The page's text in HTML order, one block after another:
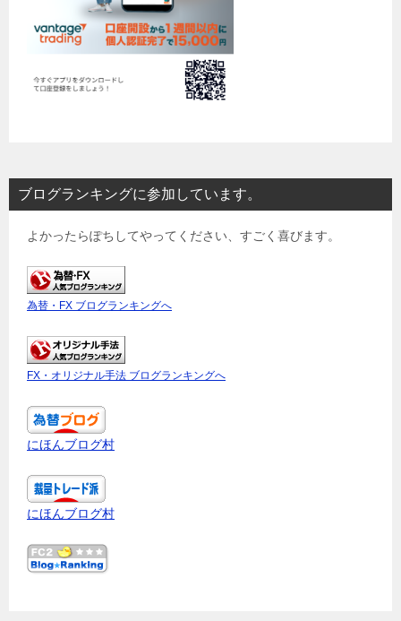
ブログランキングに参加しています。
よかったらぽちしてやってください、すごく喜びます。
為替・FX ブログランキングへ
FX・オリジナル手法 ブログランキングへ
にほんブログ村
にほんブログ村